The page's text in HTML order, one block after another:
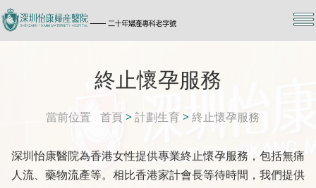
終止懷孕服務
當前位置 首頁 >計劃生育>終止懷孕服務
深圳怡康醫院為香港女性提供專業終止懷孕服務，包括無痛
人流、藥物流產等。相比香港家計會長等待時間，我們提供